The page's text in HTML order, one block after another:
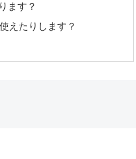
ます？
えたりします？